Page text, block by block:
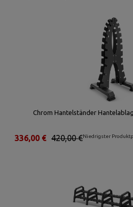
Chrom Hantelständer
Niedrigster
420,00 €
336,00 €